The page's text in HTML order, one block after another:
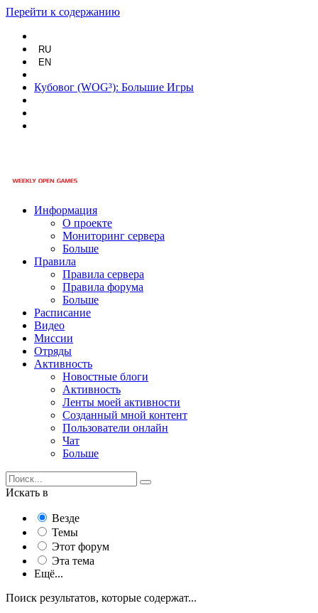
Перейти к содержанию
RU
EN
Кубовог (WOG³): Большие Игры
Информация
О проекте
Мониторинг сервера
Больше
Правила
Правила сервера
Правила форума
Больше
Расписание
Видео
Миссии
Отряды
Активность
Новостные блоги
Активность
Ленты моей активности
Созданный мной контент
Пользователи онлайн
Чат
Больше
Искать в
Везде
Темы
Этот форум
Эта тема
Ещё...
Поиск результатов, которые содержат...